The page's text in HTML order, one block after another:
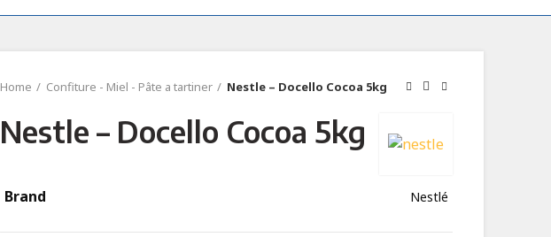
Home Confiture - Miel - Pâte a tartiner Nestle – Docello Cocoa 5kg
Nestle – Docello Cocoa 5kg
Brand Nestlé